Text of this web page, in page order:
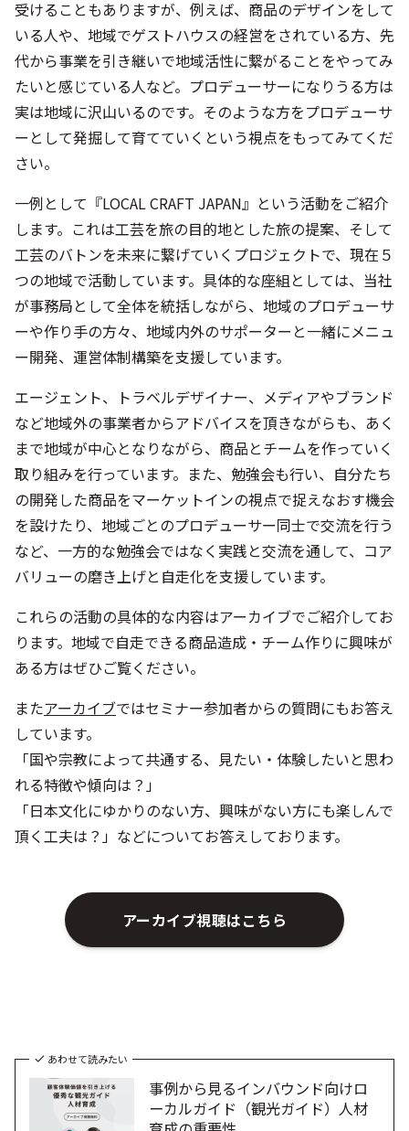
ーとして発掘して育てていくという視点をもってみてくだ
さい。
一例として『LOCAL CRAFT JAPAN』という活動をご紹介
します。これは工芸を旅の目的地とした旅の提案、そして
工芸のバトンを未来に繋げていくプロジェクトで、現在５
つの地域で活動しています。具体的な座組としては、当社
が事務局として全体を統括しながら、地域のプロデューサ
ーや作り手の方々、地域内外のサポーターと一緒にメニュ
ー開発、運営体制構築を支援しています。
エージェント、トラベルデザイナー、メディアやブランド
など地域外の事業者からアドバイスを頂きながらも、あく
まで地域が中心となりながら、商品とチームを作っていく
取り組みを行っています。また、勉強会も行い、自分たち
の開発した商品をマーケットインの視点で捉えなおす機会
を設けたり、地域ごとのプロデューサー同士で交流を行う
など、一方的な勉強会ではなく実践と交流を通して、コア
バリューの磨き上げと自走化を支援しています。
これらの活動の具体的な内容はアーカイブでご紹介してお
ります。地域で自走できる商品造成・チーム作りに興味が
ある方はぜひご覧ください。
しています。
「国や宗教によって共通する、見たい・体験したいと思わ
れる特徴や傾向は？」
「日本文化にゆかりのない方、興味がない方にも楽しんで
頂く工夫は？」などについてお答えしております。
アーカイブ視聴はこちら
あわせて読みたい